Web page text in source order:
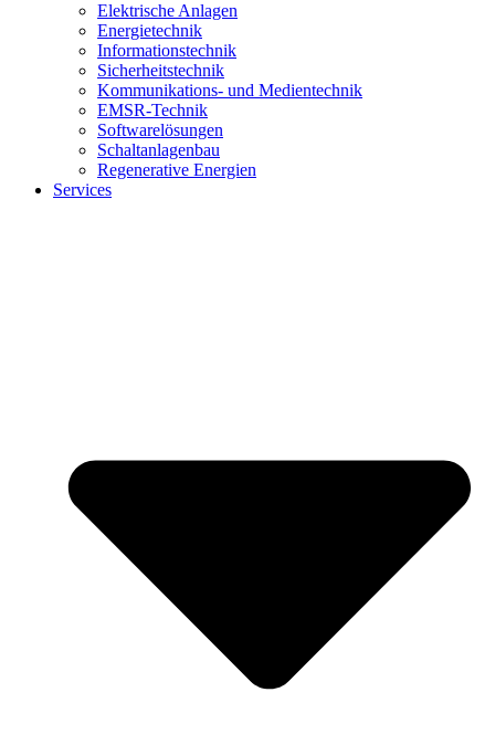
Elektrische Anlagen
Energietechnik
Informationstechnik
Sicherheitstechnik
Kommunikations- und Medientechnik
EMSR-Technik
Softwarelösungen
Schaltanlagenbau
Regenerative Energien
Services